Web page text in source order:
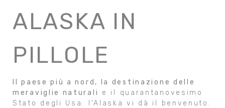
ALASKA IN
PILLOLE
Il paese più a nord, la destinazione delle
meraviglie naturali
e il quarantanovesimo
Stato degli Usa: l’Alaska vi dà il benvenuto.